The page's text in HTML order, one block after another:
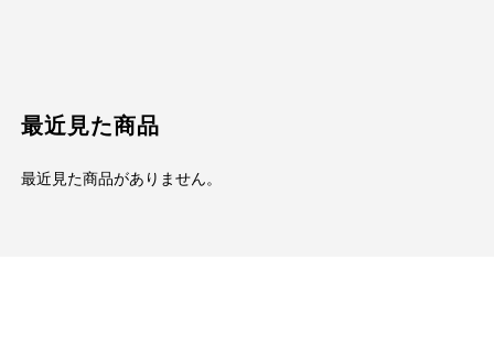
最近見た商品
最近見た商品がありません。